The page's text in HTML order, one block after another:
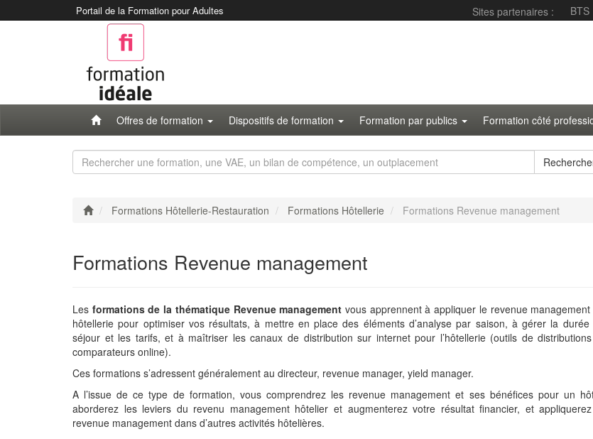
Portail de la Formation pour Adultes Sites partenaires : BTS
Offres de formation Dispositifs de formation Formation par publics Formation côté
Rechercher
une
Formations Hôtellerie-Restauration Formations Hôtellerie Formations Revenue management
Formations Revenue management
Les formations de la thématique Revenue management vous apprennent à appliquer le revenue management
hôtellerie pour optimiser vos résultats, à mettre en place des éléments d’analyse par saison, à gérer la durée
séjour et les tarifs, et à maîtriser les canaux de distribution sur internet pour l’hôtellerie (outils de
comparateurs online).
Ces formations s’adressent généralement au directeur, revenue manager, yield manager.
A l’issue de ce type de formation, vous comprendrez les revenue management et ses bénéfices pour un
aborderez les leviers du revenu management hôtelier et augmenterez votre résultat financier, et
revenue management dans d’autres activités hôtelières.